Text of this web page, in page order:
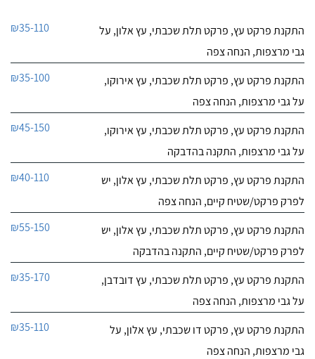
התקנת פרקט עץ, פרקט תלת שכבתי, עץ אלון, על
גבי מרצפות, הנחה צפה
₪35-110
התקנת פרקט עץ, פרקט תלת שכבתי, עץ אירוקו,
על גבי מרצפות, הנחה צפה
₪35-100
התקנת פרקט עץ, פרקט תלת שכבתי, עץ אירוקו,
על גבי מרצפות, התקנה בהדבקה
₪45-150
התקנת פרקט עץ, פרקט תלת שכבתי, עץ אלון, יש
לפרק פרקט/שטיח קיים, הנחה צפה
₪40-110
התקנת פרקט עץ, פרקט תלת שכבתי, עץ אלון, יש
לפרק פרקט/שטיח קיים, התקנה בהדבקה
₪55-150
התקנת פרקט עץ, פרקט תלת שכבתי, עץ דובדבן,
על גבי מרצפות, הנחה צפה
₪35-170
התקנת פרקט עץ, פרקט דו שכבתי, עץ אלון, על
גבי מרצפות, הנחה צפה
₪35-110